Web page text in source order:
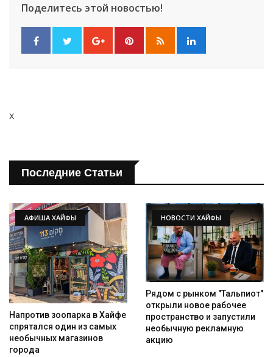
Поделитесь этой новостью!
x
Последние Статьи
АФИША ХАЙФЫ
Напротив зоопарка в Хайфе
спрятался один из самых
необычных магазинов
города
НОВОСТИ ХАЙФЫ
Рядом с рынком "Тальпиот"
открыли новое рабочее
пространство и запустили
необычную рекламную
акцию